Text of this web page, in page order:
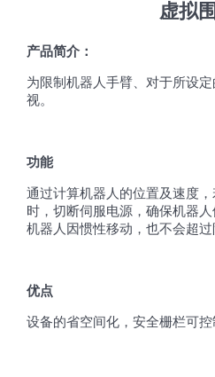
虚拟
产品简介：
为限制机器人手臂、对于所设
视。
功能
通过计算机器人的位置及速度
时，切断伺服电源，确保机器
机器人因惯性移动，也不会超过
优点
设备的省空间化，安全栅栏可控